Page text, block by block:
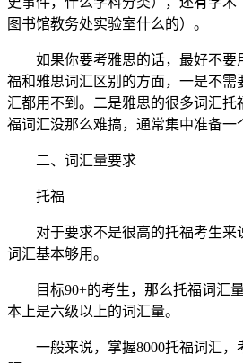
图书馆教务处实验室什么的）。
如果你要考雅思的话，最好不要
福和雅思词汇区别的方面，一是不需
汇都用不到。二是雅思的很多词汇
福词汇没那么难搞，通常集中准备一
二、词汇量要求
托福
对于要求不是很高的托福考生来
词汇基本够用。
目标90+的考生，那么托福词汇量
本上是六级以上的词汇量。
一般来说，掌握8000托福词汇，